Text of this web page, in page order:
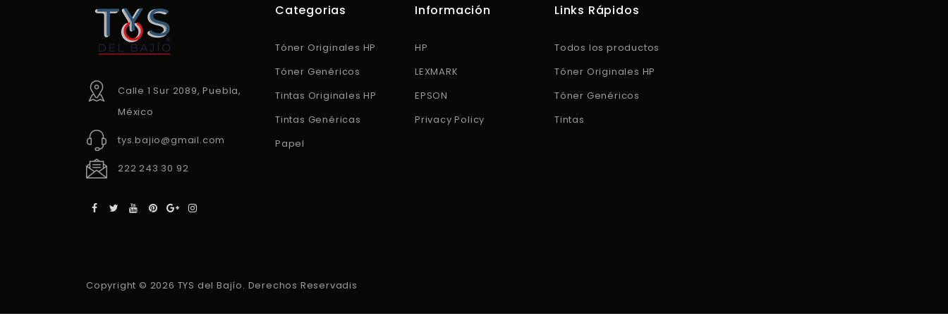
Calle 1 Sur 2089, Puebla,
México
tys.bajio@gmail.com
222 243 30 92
Categorias
Tóner Originales HP
Tóner Genéricos
Tintas Originales HP
Tintas Genéricas
Papel
Información
HP
LEXMARK
EPSON
Privacy Policy
Links Rápidos
Todos los productos
Tóner Originales HP
Tóner Genéricos
Tintas
Copyright © 2026 TYS del Bajío. Derechos Reservadis